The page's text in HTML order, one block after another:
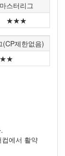
마스터리그
★★★
(CP제한없음)
에서 활약